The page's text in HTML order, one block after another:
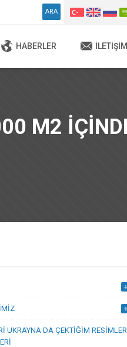
ARA
HABERLER İLETIŞIM
M2
UKRAYNA DA ÇEKTIĞIM RESIMLER